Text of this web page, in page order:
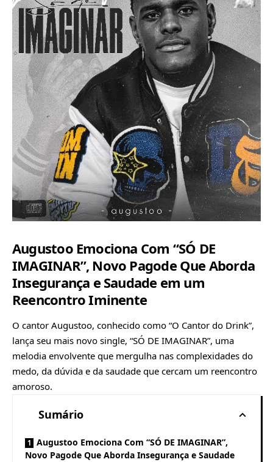
Augustoo Emociona Com “SÓ DE
IMAGINAR”, Novo Pagode Que Aborda
Insegurança e Saudade em um
Reencontro Iminente
O cantor Augustoo, conhecido como “O Cantor do Drink”,
lança seu mais novo single, “SÓ DE IMAGINAR”, uma
melodia envolvente que mergulha nas complexidades do
medo, da dúvida e da saudade que cercam um reencontro
amoroso.
Sumário
Augustoo Emociona Com “SÓ DE IMAGINAR”,
Novo Pagode Que Aborda Insegurança e Saudade